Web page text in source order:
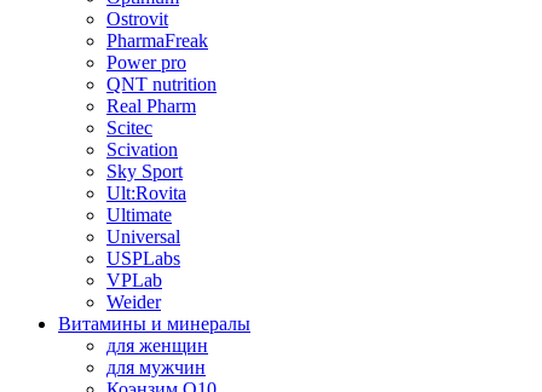
Ostrovit
PharmaFreak
Power pro
QNT nutrition
Real Pharm
Scitec
Scivation
Sky Sport
Ult:Rovita
Ultimate
Universal
USPLabs
VPLab
Weider
Витамины и минералы
для женщин
для мужчин